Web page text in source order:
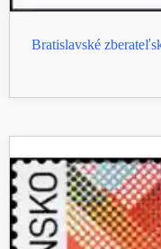
Bratislavské